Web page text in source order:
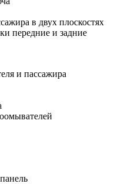
в двух плоскостях
передние и задние
и пассажира